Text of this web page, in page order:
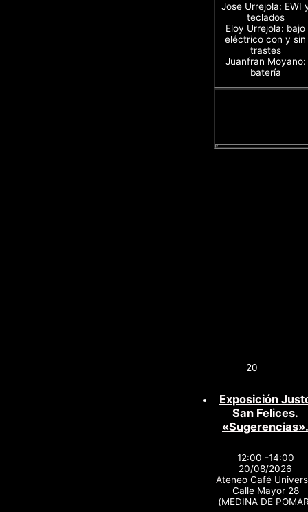
Jose Urrejola: EWI
teclados
Eloy Urrejola: bajo
eléctrico con y sin
trastes
Juanfran Moyano:
batería
20
Exposición
San Felices.
«Sugerencias».
12:00 -14:00
20/08/2026
Ateneo Café
Calle Mayor 28
(MEDINA DE